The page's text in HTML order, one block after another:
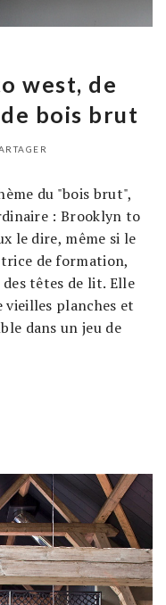
west, de
bois brut
du "bois brut",
: Brooklyn to
le dire, même si le
de formation,
têtes de lit. Elle
vieilles planches et
dans un jeu de